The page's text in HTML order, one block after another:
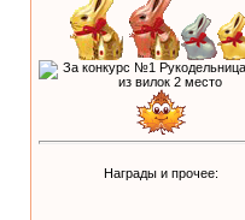
Награды и прочее: